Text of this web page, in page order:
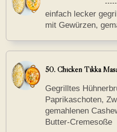
einfach lecker
mit Gewürzen,
50. Chicken Tikka
Gegrilltes
Paprikaschoten,
gemahlenen
Butter-Cremesoße